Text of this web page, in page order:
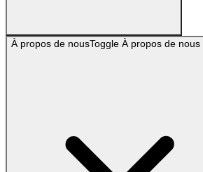
À propos de nousToggle À propos de nous